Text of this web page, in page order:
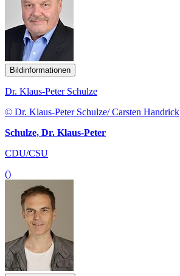
Bildinformationen
Dr. Klaus-Peter Schulze
© Dr. Klaus-Peter Schulze/ Carsten Handrick
Schulze, Dr. Klaus-Peter
CDU/CSU
()